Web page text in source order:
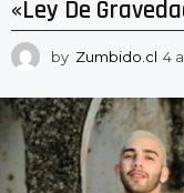
«Ley De
by Zumbido.cl 4